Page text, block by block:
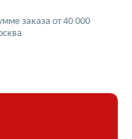
заказа от 40 000